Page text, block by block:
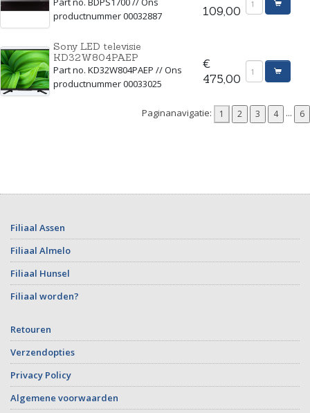
productnummer 00032887
109,00
Sony LED televisie
KD32W804PAEP
Part no. KD32W804PAEP // Ons
productnummer 00033025
€
475,00
Paginanavigatie: ...
Filiaal Assen
Filiaal Almelo
Filiaal Hunsel
Filiaal worden?
Retouren
Verzendopties
Privacy Policy
Algemene voorwaarden